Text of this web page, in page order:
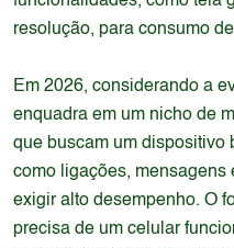
resolução, para consumo
Em 2026, considerando a
enquadra em um nicho de
que buscam um dispositivo
como ligações, mensagens
exigir alto desempenho. O
precisa de um celular